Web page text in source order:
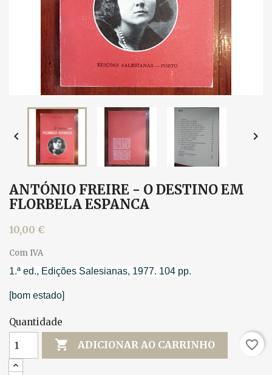
 
ANTÓNIO FREIRE - O DESTINO EM
FLORBELA ESPANCA
10,00 €
Com IVA
1.ª ed., Edições Salesianas, 1977. 104 pp.
[bom estado]
Quantidade
 ADICIONAR AO CARRINHO favorite_border